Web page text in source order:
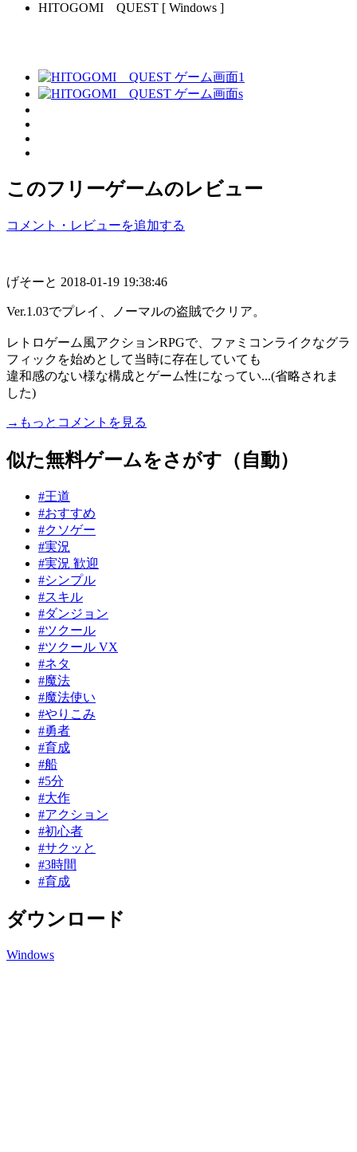
HITOGOMI QUEST [ Windows ]
このフリーゲームのレビュー
コメント・レビューを追加する
げそーと 2018-01-19 19:38:46
Ver.1.03でプレイ、ノーマルの盗賊でクリア。
レトロゲーム風アクションRPGで、ファミコンライクなグラ
フィックを始めとして当時に存在していても
違和感のない様な構成とゲーム性になってい...(省略されま
した)
→もっとコメントを見る
似た無料ゲームをさがす（自動）
#王道
#おすすめ
#クソゲー
#実況
#実況 歓迎
#シンプル
#スキル
#ダンジョン
#ツクール
#ツクール VX
#ネタ
#魔法
#魔法使い
#やりこみ
#勇者
#育成
#船
#5分
#大作
#アクション
#初心者
#サクッと
#3時間
#育成
ダウンロード
Windows